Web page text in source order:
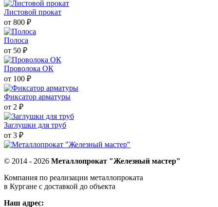
Листовой прокат
от 800 ₽
Полоса
от 50 ₽
Проволока ОК
от 100 ₽
Фиксатор арматуры
от 2 ₽
Заглушки для труб
от 3 ₽
© 2014 - 2026 Металлопрокат "Железный мастер"
Компания по реализации металлопроката
в Кургане с доставкой до объекта
Наш адрес: